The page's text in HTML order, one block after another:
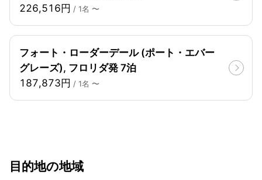
226,516円 / 1名 〜
フォート・ローダーデール (ポート・エバー
グレーズ), フロリダ発 7泊
187,873円 / 1名 〜
目的地の地域